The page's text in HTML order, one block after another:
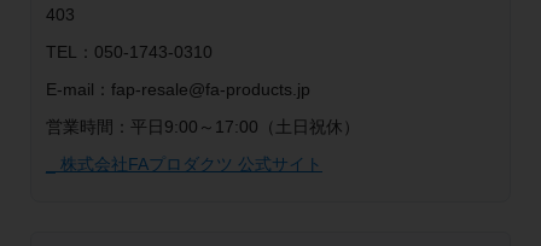
403
TEL：050-1743-0310
E-mail：fap-resale@fa-products.jp
営業時間：平日9:00～17:00（土日祝休）
_ 株式会社FAプロダクツ 公式サイト